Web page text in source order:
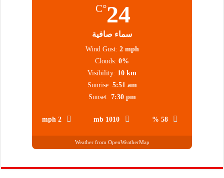
24
°C
سماء صافية
58 %
1010 mb
2 mph
Wind Gust: 2 mph
Clouds: 0%
Visibility: 10 km
Sunrise: 5:51 am
Sunset: 7:30 pm
Weather from OpenWeatherMap